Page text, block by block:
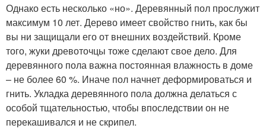
Однако есть несколько «но». Деревянный пол прослужит
максимум 10 лет. Дерево имеет свойство гнить, как бы
вы ни защищали его от внешних воздействий. Кроме
того, жуки древоточцы тоже сделают свое дело. Для
деревянного пола важна постоянная влажность в доме
– не более 60 %. Иначе пол начнет деформироваться и
гнить. Укладка деревянного пола должна делаться с
особой тщательностью, чтобы впоследствии он не
перекашивался и не скрипел.